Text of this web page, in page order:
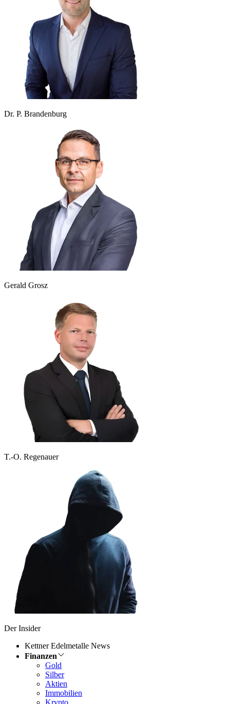
Dr. P. Brandenburg
Gerald Grosz
T.-O. Regenauer
Der Insider
Kettner Edelmetalle News
Finanzen
Gold
Silber
Aktien
Immobilien